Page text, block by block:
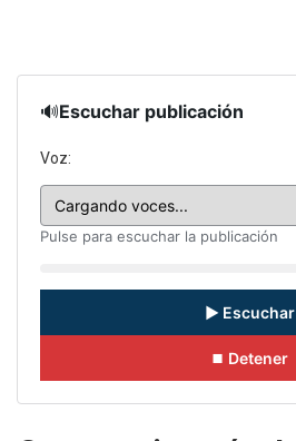
🔊Escuchar publicación
Voz:
Pulse para escuchar la publicación
▶ Escuchar
⏹ Detener